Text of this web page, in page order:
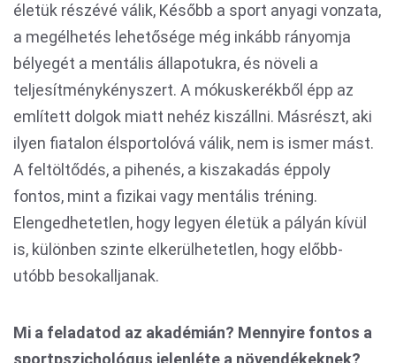
életük részévé válik, Később a sport anyagi vonzata,
a megélhetés lehetősége még inkább rányomja
bélyegét a mentális állapotukra, és növeli a
teljesítménykényszert. A mókuskerékből épp az
említett dolgok miatt nehéz kiszállni. Másrészt, aki
ilyen fiatalon élsportolóvá válik, nem is ismer mást.
A feltöltődés, a pihenés, a kiszakadás éppoly
fontos, mint a fizikai vagy mentális tréning.
Elengedhetetlen, hogy legyen életük a pályán kívül
is, különben szinte elkerülhetetlen, hogy előbb-
utóbb besokalljanak.
Mi a feladatod az akadémián? Mennyire fontos a